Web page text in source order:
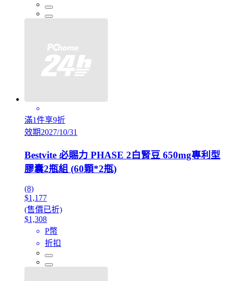
滿1件享9折
效期2027/10/31
Bestvite 必賜力 PHASE 2白腎豆 650mg專利型
膠囊2瓶組 (60顆*2瓶)
(8)
$1,177
(售價已折)
$1,308
P幣
折扣